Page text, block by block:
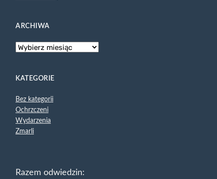
ARCHIWA
KATEGORIE
Bez kategorii
Ochrzczeni
Wydarzenia
Zmarli
Razem odwiedzin: